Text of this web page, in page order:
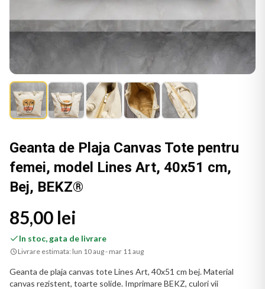
Geanta de Plaja Canvas Tote pentru
femei, model Lines Art, 40x51 cm,
Bej, BEKZ®
85,00 lei
In stoc, gata de livrare
Livrare estimata: lun 10 aug - mar 11 aug
Geanta de plaja canvas tote Lines Art, 40x51 cm bej. Material
canvas rezistent, toarte solide. Imprimare BEKZ, culori vii